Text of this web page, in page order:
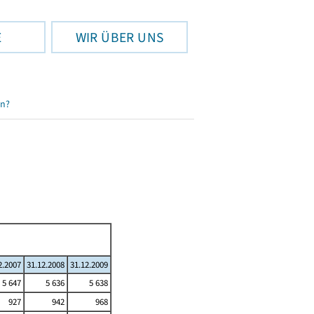
WIR ÜBER UNS
31.12.2008 31.12.2009
5 647 5 636
5 638
927 942
968